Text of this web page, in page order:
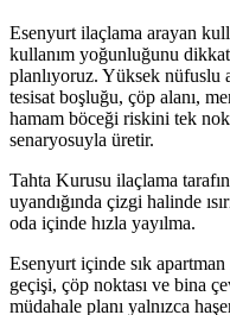
Esenyurt ilaçlama arayan
kullanım yoğunluğunu
planlıyoruz. Yüksek nüfuslu
tesisat boşluğu, çöp alanı,
hamam böceği riskini tek
senaryosuyla üretir.
Tahta Kurusu ilaçlama
uyandığında çizgi halinde
oda içinde hızla yayılma.
Esenyurt içinde sık
geçişi, çöp noktası ve bina
müdahale planı yalnızca